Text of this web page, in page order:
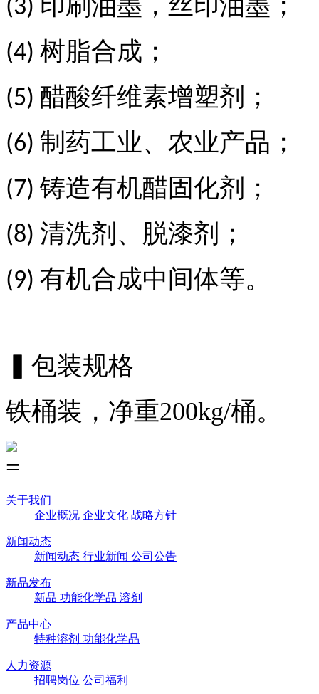
(3) 印刷油墨，丝印油墨 ；
(4) 树脂合成 ；
(5) 醋酸纤维素增塑剂 ；
(6) 制药工业、农业产品 ；
(7) 铸造有机醋固化剂 ；
(8) 清洗剂、脱漆剂 ；
(9) 有机合成中间体等。
包装规格
铁桶装，净重200kg/桶。
关于我们
企业概况 企业文化 战略方针
新闻动态
新闻动态 行业新闻 公司公告
新品发布
新品 功能化学品 溶剂
产品中心
特种溶剂 功能化学品
人力资源
招聘岗位 公司福利